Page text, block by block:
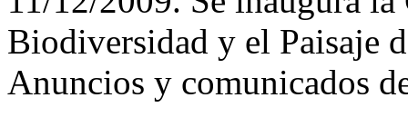
Biodiversidad y el Paisaje
Anuncios y comunicados